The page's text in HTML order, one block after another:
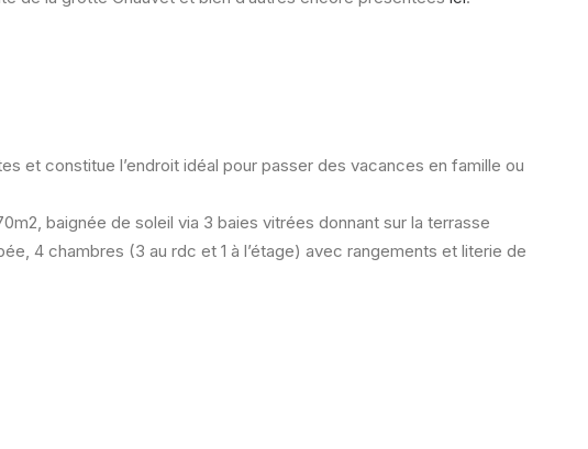
et constitue l’endroit idéal pour passer des vacances en famille ou
baignée de soleil via 3 baies vitrées donnant sur la terrasse
4 chambres (3 au rdc et 1 à l’étage) avec rangements et literie de